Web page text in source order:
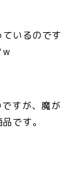
いるのです
w
すが、魔が
です。